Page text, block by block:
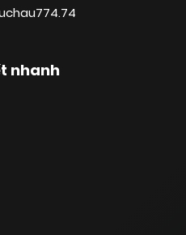
nhanh